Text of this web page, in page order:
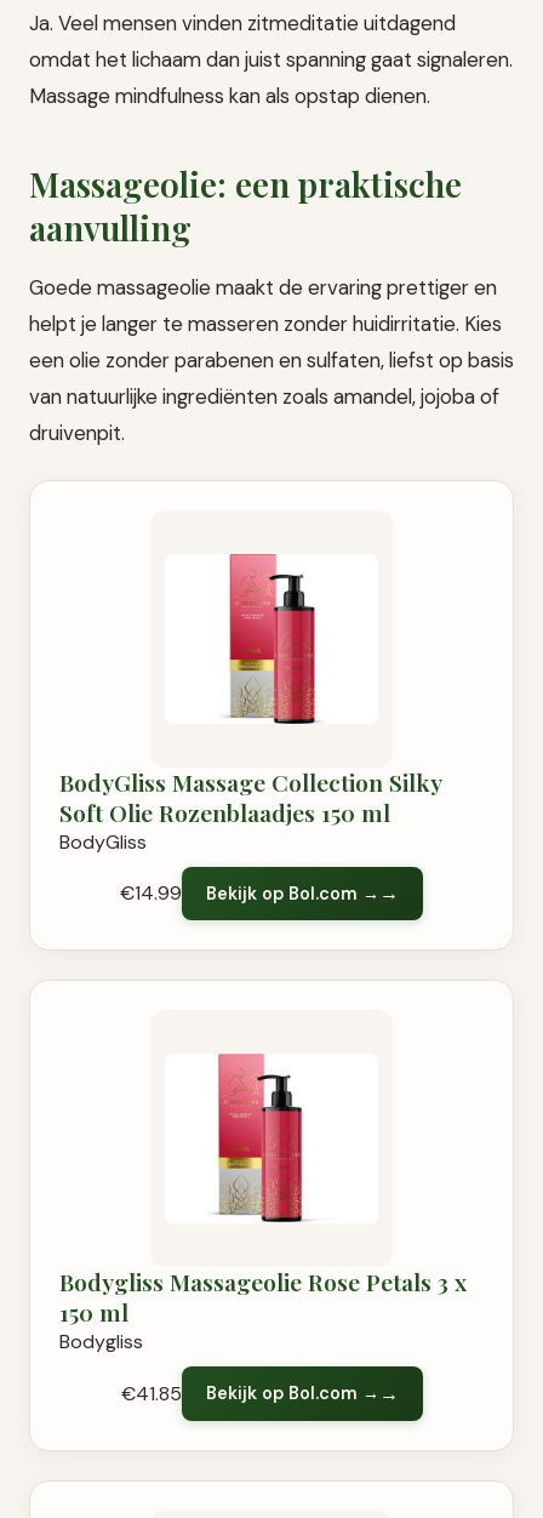
Ja. Veel mensen vinden zitmeditatie uitdagend
omdat het lichaam dan juist spanning gaat signaleren.
Massage mindfulness kan als opstap dienen.
Massageolie: een praktische
aanvulling
Goede massageolie maakt de ervaring prettiger en
helpt je langer te masseren zonder huidirritatie. Kies
een olie zonder parabenen en sulfaten, liefst op basis
van natuurlijke ingrediënten zoals amandel, jojoba of
druivenpit.
BodyGliss Massage Collection Silky
Soft Olie Rozenblaadjes 150 ml
BodyGliss
€14.99 Bekijk op Bol.com →
Bodygliss Massageolie Rose Petals 3 x
150 ml
Bodygliss
€41.85 Bekijk op Bol.com →